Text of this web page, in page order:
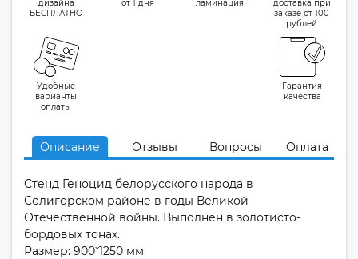
дизайна
БЕСПЛАТНО
от 1 дня
ламинация
доставка при
заказе от 100
рублей
Удобные
варианты
оплаты
Гарантия
качества
Описание Отзывы Вопросы Оплата
Стенд Геноцид белорусского народа в
Солигорском районе в годы Великой
Отечественной войны. Выполнен в золотисто-
бордовых тонах.
Размер: 900*1250 мм